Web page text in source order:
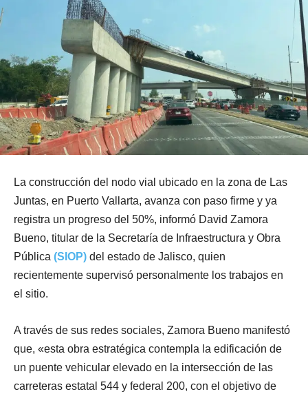
La construcción del nodo vial ubicado en la zona de Las
Juntas, en Puerto Vallarta, avanza con paso firme y ya
registra un progreso del 50%, informó David Zamora
Bueno, titular de la Secretaría de Infraestructura y Obra
Pública (SIOP) del estado de Jalisco, quien
recientemente supervisó personalmente los trabajos en
el sitio.
A través de sus redes sociales, Zamora Bueno manifestó
que, «esta obra estratégica contempla la edificación de
un puente vehicular elevado en la intersección de las
carreteras estatal 544 y federal 200, con el objetivo de